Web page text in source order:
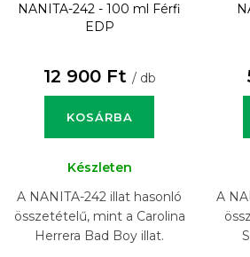
NANITA-242 - 100 ml
Férfi
EDP
12 900 Ft / db
KOSÁRBA
Készleten
A NANITA-242 illat hasonló
összetételű, mint a Carolina
Herrera Bad Boy illat.
A